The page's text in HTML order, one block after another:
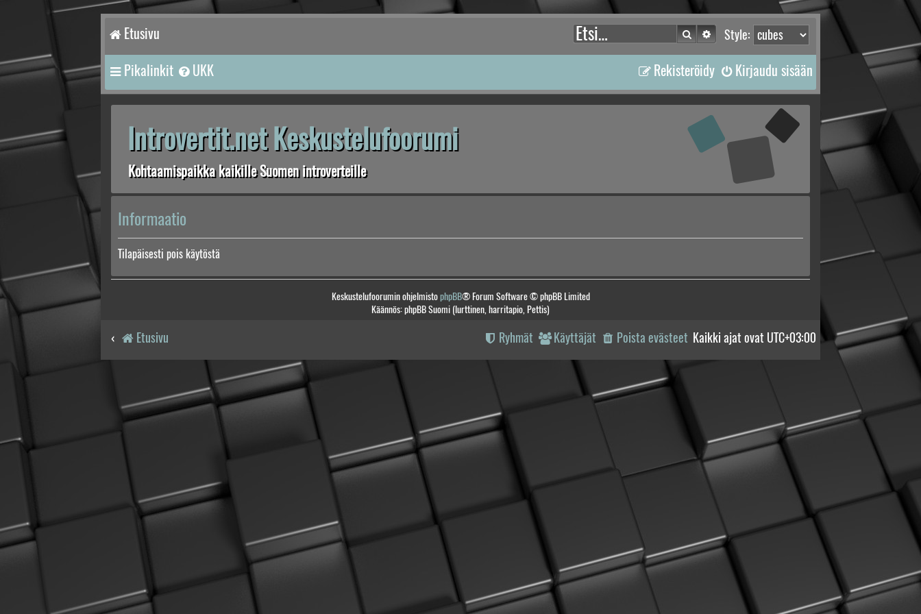
Etusivu Style:
Etsi Tarkennettu haku
Pikalinkit UKK Kirjaudu sisään
Rekisteröidy
Introvertit.net Keskustelufoorumi
Kohtaamispaikka kaikille Suomen introverteille
Informaatio
Tilapäisesti pois käytöstä
Keskustelufoorumin ohjelmistophpBB® Forum Software © phpBB Limited
Käännös: phpBB Suomi (lurttinen, harritapio, Pettis)
Etusivu Kaikki ajat ovat UTC+03:00
Poista evästeet
Käyttäjät
Ryhmät